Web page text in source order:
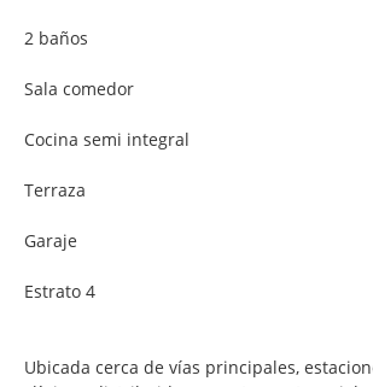
2 baños
Sala comedor
Cocina semi integral
Terraza
Garaje
Estrato 4
Ubicada cerca de vías principales,